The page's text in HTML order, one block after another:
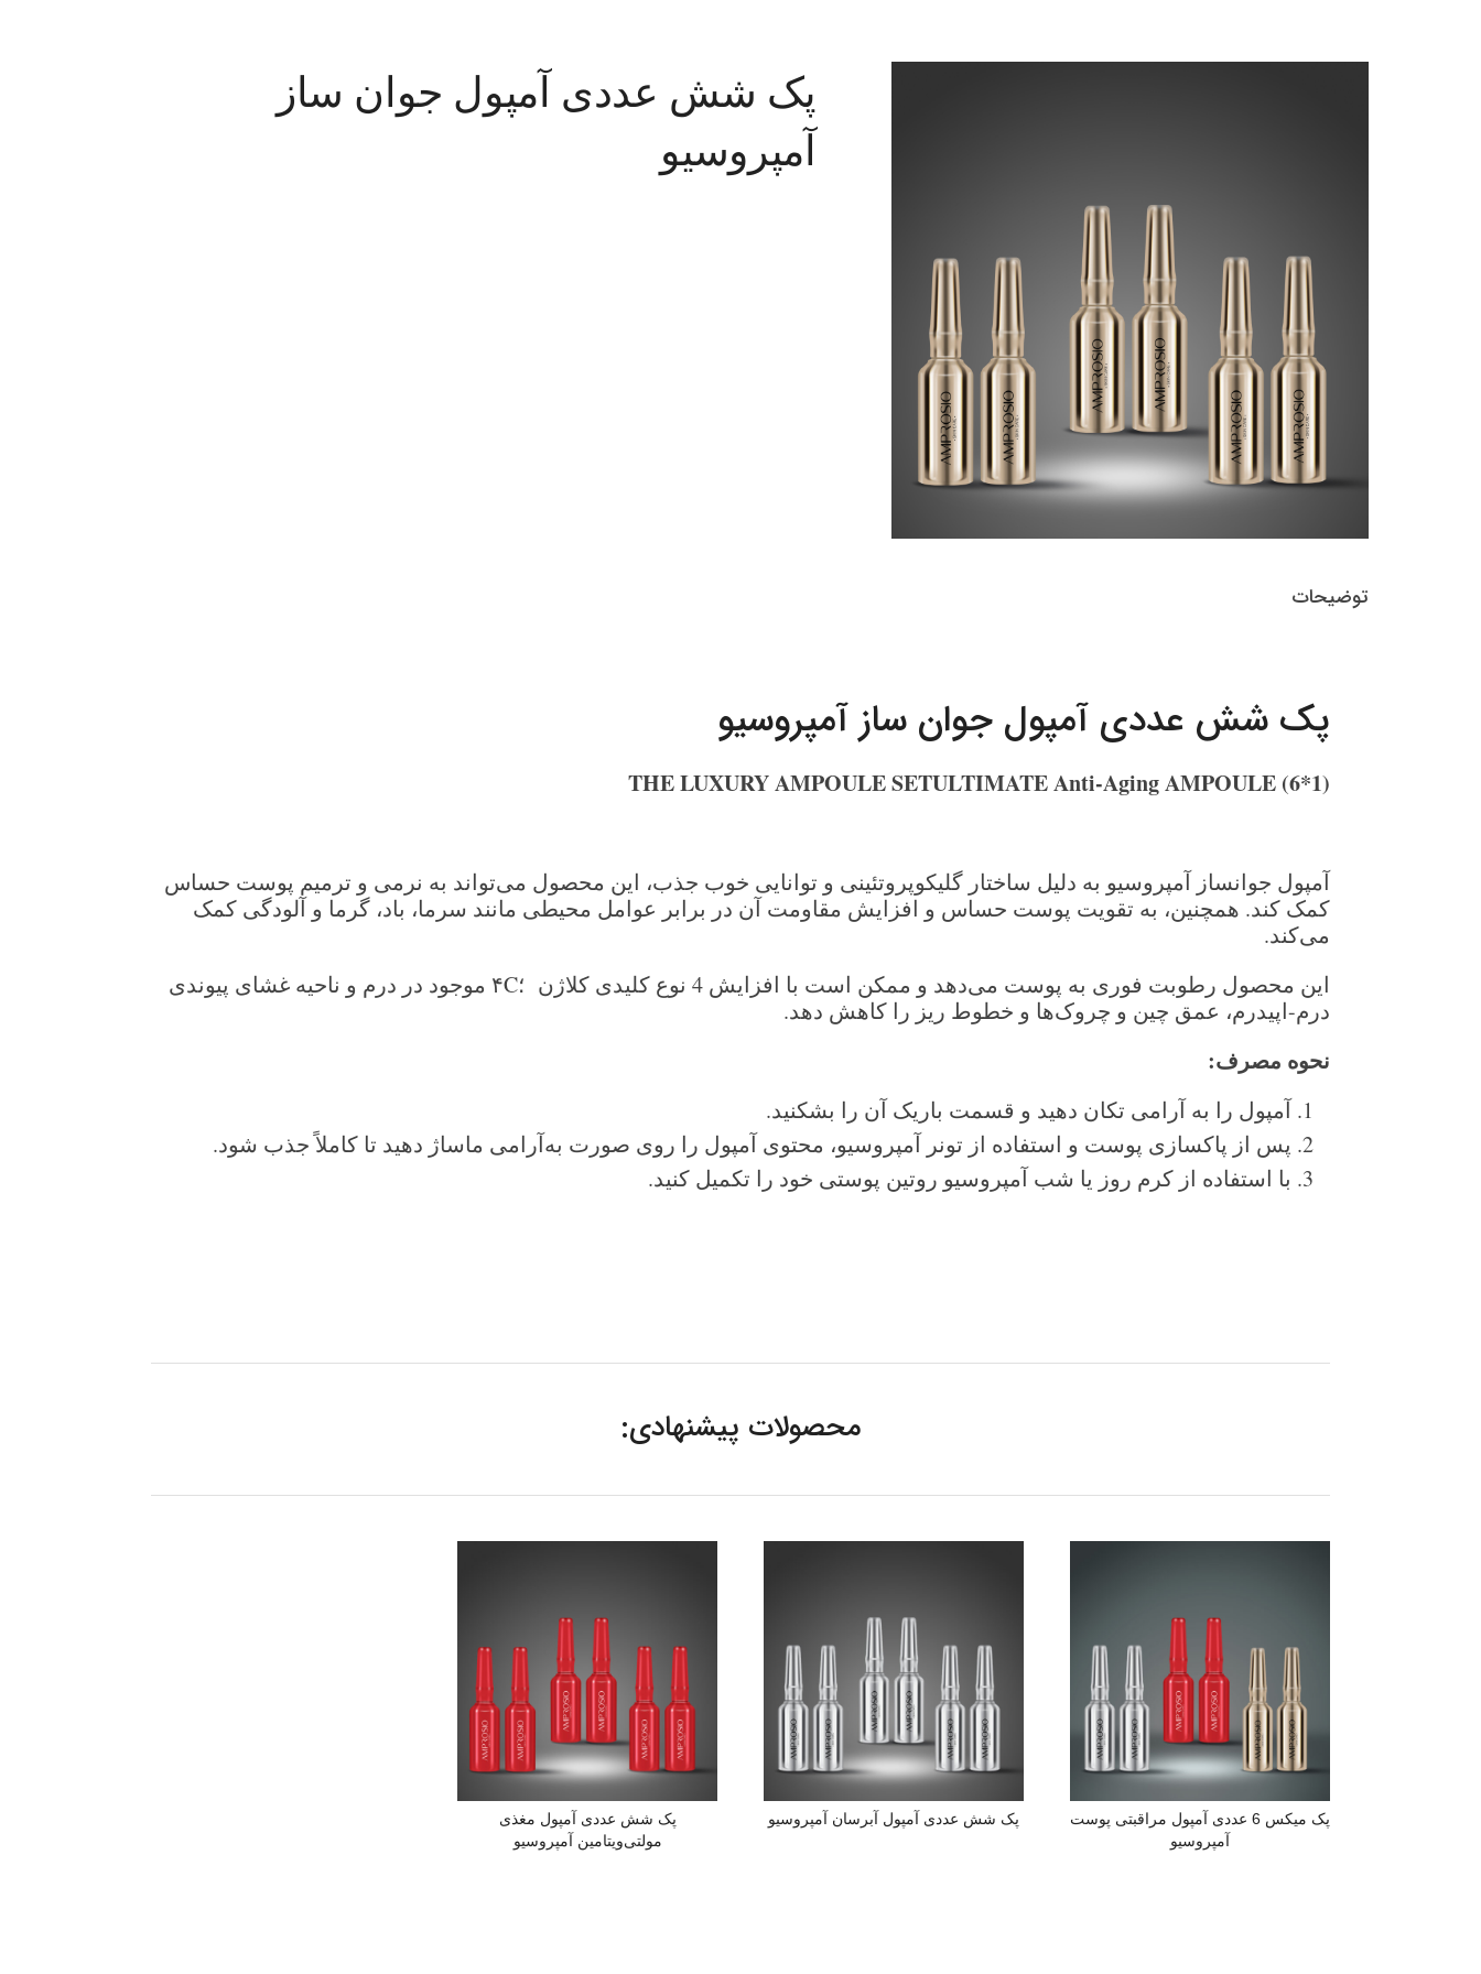
پک شش عددی آمپول جوان ساز
آمپروسیو
توضیحات
پک شش عددی آمپول جوان ساز آمپروسیو
THE LUXURY AMPOULE SETULTIMATE Anti-Aging AMPOULE (6*1)
آمپول جوانساز آمپروسیو به دلیل ساختار گلیکوپروتئینی و توانایی خوب جذب، این محصول می‌تواند به نرمی و ترمیم پوست حساس
کمک کند. همچنین، به تقویت پوست حساس و افزایش مقاومت آن در برابر عوامل محیطی مانند سرما، باد، گرما و آلودگی کمک
می‌کند.
این محصول رطوبت فوری به پوست می‌دهد و ممکن است با افزایش 4 نوع کلیدی کلاژن ؛۴C
موجود در درم و ناحیه غشای پیوندی
درم-اپیدرم، عمق چین و چروک‌ها و خطوط ریز را کاهش دهد.
نحوه مصرف:
آمپول را به آرامی تکان دهید و قسمت باریک آن را بشکنید.
پس از پاکسازی پوست و استفاده از تونر آمپروسیو، محتوی آمپول را روی صورت به‌آرامی ماساژ دهید تا کاملاً جذب شود.
با استفاده از کرم روز یا شب آمپروسیو روتین پوستی خود را تکمیل کنید.
محصولات پیشنهادی:
پک میکس 6 عددی آمپول مراقبتی پوست
آمپروسیو
پک شش عددی آمپول آبرسان آمپروسیو
پک شش عددی آمپول مغذی
مولتی‌ویتامین آمپروسیو